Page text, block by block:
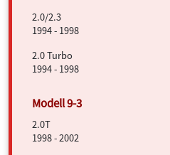
2.0/2.3
1994 - 1998
2.0 Turbo
1994 - 1998
2.0T
1998 - 2002